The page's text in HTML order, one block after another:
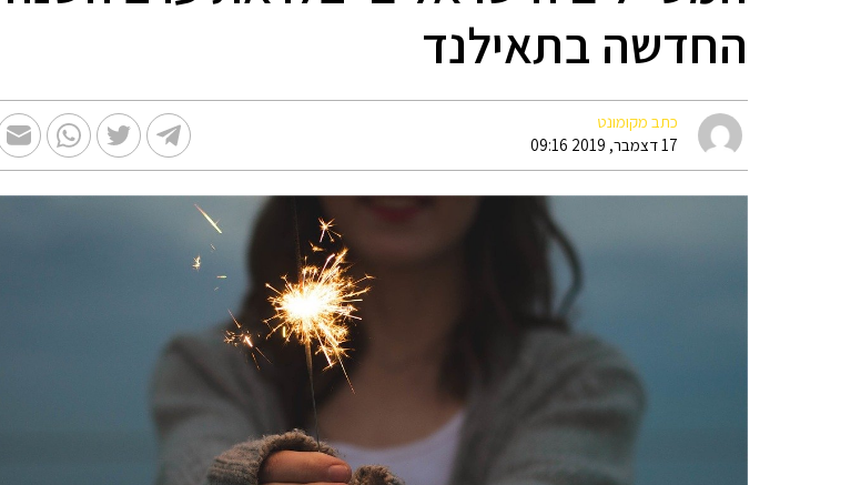
החדשה בתאילנד
כתב מקומונט
17 דצמבר, 2019 09:16